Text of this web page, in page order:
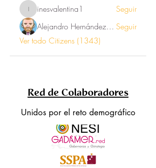
inesvalentina1
inesvalentina1
Seguir
Alejandro Hernández Renner Seguir
Ver todo Citizens (1343)
Red de Colaboradores
Unidos por el reto demográfico